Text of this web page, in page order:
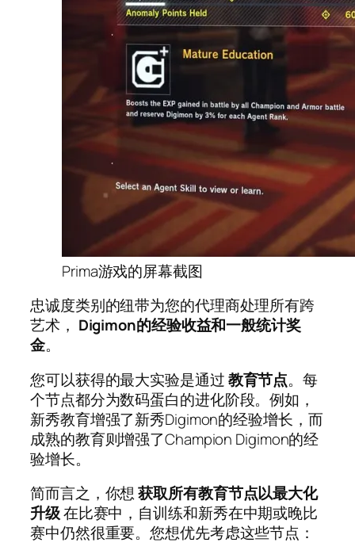
Prima游戏的屏幕截图
忠诚度类别的纽带为您的代理商处理所有跨
艺术， Digimon的经验收益和一般统计奖
金。
您可以获得的最大实验是通过教育节点。每
个节点都分为数码蛋白的进化阶段。例如，
新秀教育增强了新秀Digimon的经验增长，而
成熟的教育则增强了Champion Digimon的经
验增长。
简而言之，你想获取所有教育节点以最大化
升级在比赛中，自训练和新秀在中期或晚比
赛中仍然很重要。您想优先考虑这些节点：